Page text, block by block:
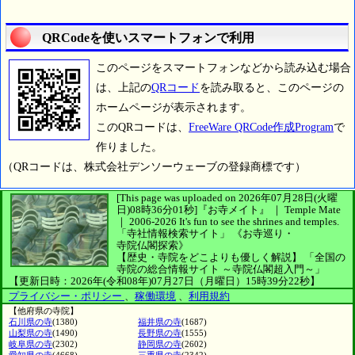
QRCodeを使いスマートフォンで利用
このページをスマートフォンなどから読み込む場合
は、上記のQRコード を読み取ると、このページの
ホームページが表示されます。
このQRコードは、 FreeWare QRCode作成Programで
作りました。
（QRコードは、株式会社デンソーウェーブの登録商標です）
[This page was uploaded on 2026年07月28日(火曜
日)08時36分01秒] 『お寺メイト』 ｜ Temple Mate
｜ 2006-2026 It's fun to see the shrines and temples.
「寺社情報検索サイト」
《お寺巡り・
寺院仏閣探索》
【歴史・寺院をどこよりも優しく解説】
「全国の
寺院の総合情報サイト ～寺院仏閣超入門～」
【更新日時：2026年(令和08年)07月27日（月曜日）15時39分22秒】
プライバシー・ポリシー 、 稼働環境 、 利用規約
【他府県の寺院】
石川県の寺(1380) 福井県の寺(1687)
山梨県の寺(1490) 長野県の寺(1555)
岐阜県の寺(2302) 静岡県の寺(2602)